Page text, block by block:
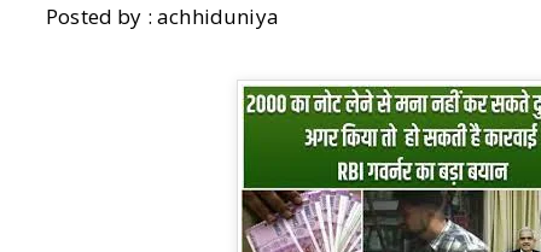
Posted by : achhiduniya